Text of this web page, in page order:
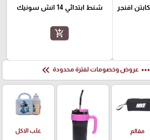
شنط ابتدائي 14 انش سونيك
add_shopping_cart
more_horiz عروض وخصومات لفترة محدودة keyboard_double_arrow_left
مقالم علب الاكل